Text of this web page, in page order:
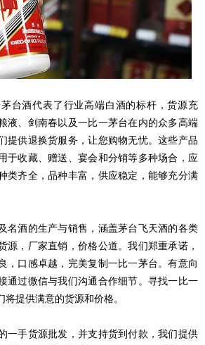
台酒代表了行业高端白酒的标杆，货源充
液、剑南春以及一比一茅台在内的众多高端
提供退换货服务，让您购物无忧。这些产品
于收藏、赠送、宴会和分销等多种场合，应
类齐全，品种丰富，供应稳定，能够充分满
名酒的生产与销售，涵盖茅台飞天酒的各类
源，厂家直销，价格公道。我们郑重承诺，
，口感卓越，完美复制一比一茅台。有意向
通过微信与我们沟通合作细节。寻找一比一
提供满意的货源和价格。
一手货源批发，并支持货到付款，我们提供